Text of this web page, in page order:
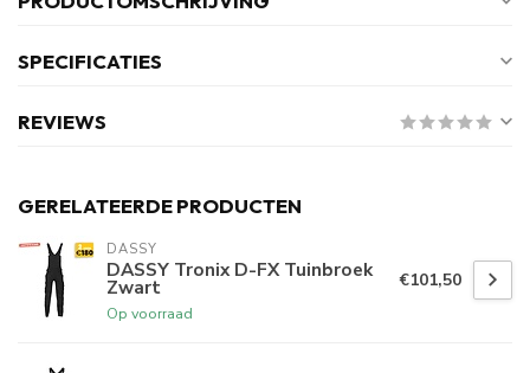
SPECIFICATIES
REVIEWS
GERELATEERDE PRODUCTEN
DASSY
DASSY Tronix D-FX Tuinbroek
Zwart
Op voorraad
€101,50